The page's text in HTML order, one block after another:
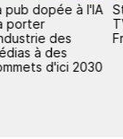
pub dopée à l'IA
porter
des
à des
d'ici 2030